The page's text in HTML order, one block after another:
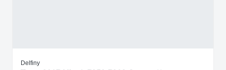
Delfiny